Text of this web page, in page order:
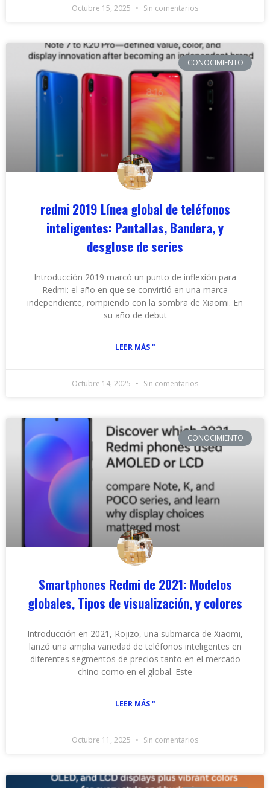
Octubre 15, 2025 Sin comentarios
CONOCIMIENTO
redmi 2019 Línea global de teléfonos
inteligentes: Pantallas, Bandera, y
desglose de series
Introducción 2019 marcó un punto de inflexión para
Redmi: el año en que se convirtió en una marca
independiente, rompiendo con la sombra de Xiaomi. En
su año de debut
LEER MÁS "
Octubre 14, 2025 Sin comentarios
CONOCIMIENTO
Smartphones Redmi de 2021: Modelos
globales, Tipos de visualización, y colores
Introducción en 2021, Rojizo, una submarca de Xiaomi,
lanzó una amplia variedad de teléfonos inteligentes en
diferentes segmentos de precios tanto en el mercado
chino como en el global. Este
LEER MÁS "
Octubre 11, 2025 Sin comentarios